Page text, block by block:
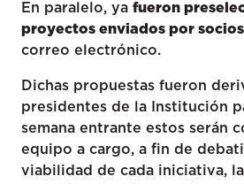
En paralelo, ya fueron
proyectos enviados por socios
correo electrónico.
Dichas propuestas fueron
presidentes de la Institución
semana entrante estos serán
equipo a cargo, a fin de
viabilidad de cada iniciativa,